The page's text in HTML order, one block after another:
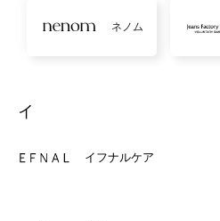
ネノム
イ
イフナルケア